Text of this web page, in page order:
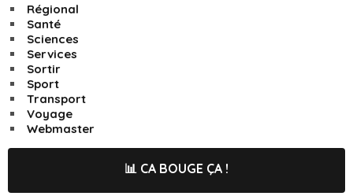
Régional
Santé
Sciences
Services
Sortir
Sport
Transport
Voyage
Webmaster
📊 CA BOUGE ÇA !